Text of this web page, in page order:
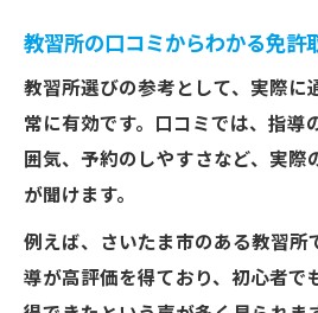
教習所の口コミからわかる免許
教習所選びの参考として、実際に
常に有効です。口コミでは、指導
囲気、予約のしやすさなど、実際
が聞けます。
例えば、さいたま市のある教習所
導が高評価を得ており、初心者で